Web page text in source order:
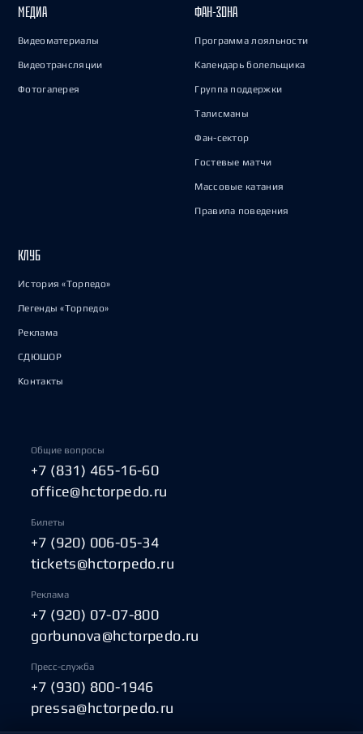
МЕДИА
Видеоматериалы
Видеотрансляции
Фотогалерея
ФАН-ЗОНА
Программа лояльности
Календарь болельщика
Группа поддержки
Талисманы
Фан-сектор
Гостевые матчи
Массовые катания
Правила поведения
КЛУБ
История «Торпедо»
Легенды «Торпедо»
Реклама
СДЮШОР
Контакты
Общие вопросы
+7 (831) 465-16-60
office@hctorpedo.ru
Билеты
+7 (920) 006-05-34
tickets@hctorpedo.ru
Реклама
+7 (920) 07-07-800
gorbunova@hctorpedo.ru
Пресс-служба
+7 (930) 800-1946
pressa@hctorpedo.ru